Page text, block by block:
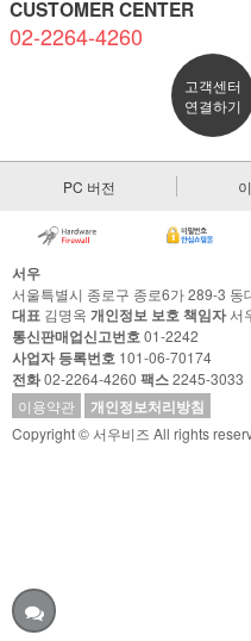
CUSTOMER CENTER
02-2264-4260
고객센터
연결하기
PC 버전
서우
서울특별시 종로구 종로6가 289-3 동
대표 김명옥 개인정보 보호 책임자서
통신판매업신고번호01-2242
사업자 등록번호 101-06-70174
전화02-2264-4260 팩스2245-3033
이용약관
개인정보처리방침
Copyright © 서우비즈 All rights